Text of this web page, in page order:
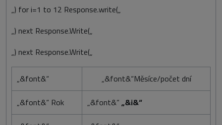
„) for i=1 to 12 Response.write(„
„) next Response.Write(„
„) next Response.Write(„
„&font&“
„&font&“Měsíce/počet dní
„&font&“ Rok
„&font&“ „&i&“